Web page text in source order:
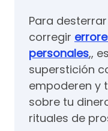
Para
corregir
personales,,
superstición
empoderen y
sobre tu
rituales de